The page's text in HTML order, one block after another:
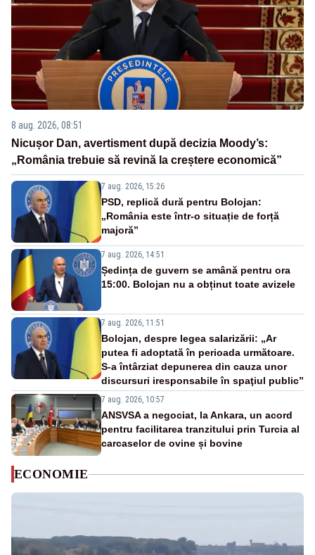
8 aug. 2026, 08:51
Nicușor Dan, avertisment după decizia Moody’s:
„România trebuie să revină la creștere economică”
7 aug. 2026, 15:26
PSD, replică dură pentru Bolojan:
„România este într-o situație de forță
majoră”
7 aug. 2026, 14:51
Ședința de guvern se amână pentru ora
15:00. Bolojan nu a obținut toate avizele
7 aug. 2026, 11:51
Bolojan, despre legea salarizării: „Ar
putea fi adoptată în perioada următoare.
S-a întârziat depunerea din cauza unor
discursuri iresponsabile în spaţiul public”
7 aug. 2026, 10:57
ANSVSA a negociat, la Ankara, un acord
pentru facilitarea tranzitului prin Turcia al
carcaselor de ovine și bovine
ECONOMIE